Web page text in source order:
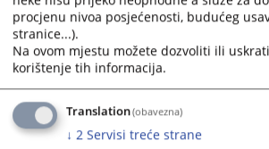
procjenu nivoa posjećenosti, budućeg
stranice...).
Na ovom mjestu možete dozvoliti ili
korištenje tih informacija.
Translation(obavezna)
↓ 2 Servisi treće strane